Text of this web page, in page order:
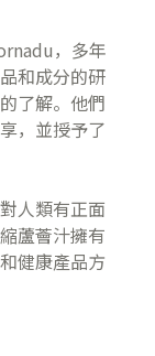
，多年
和成分的研
了解。他們
，並授予了
人類有正面
蘆薈汁擁有
健康產品方